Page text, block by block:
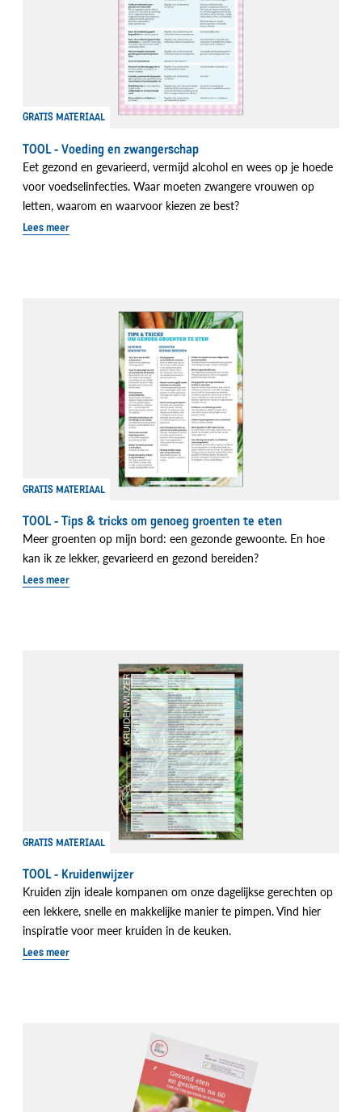
GRATIS MATERIAAL
TOOL - Voeding en zwangerschap
Eet gezond en gevarieerd, vermijd alcohol en wees op je hoede
voor voedselinfecties. Waar moeten zwangere vrouwen op
letten, waarom en waarvoor kiezen ze best?
Lees meer
GRATIS MATERIAAL
TOOL - Tips & tricks om genoeg groenten te eten
Meer groenten op mijn bord: een gezonde gewoonte. En hoe
kan ik ze lekker, gevarieerd en gezond bereiden?
Lees meer
GRATIS MATERIAAL
TOOL - Kruidenwijzer
Kruiden zijn ideale kompanen om onze dagelijkse gerechten op
een lekkere, snelle en makkelijke manier te pimpen. Vind hier
inspiratie voor meer kruiden in de keuken.
Lees meer